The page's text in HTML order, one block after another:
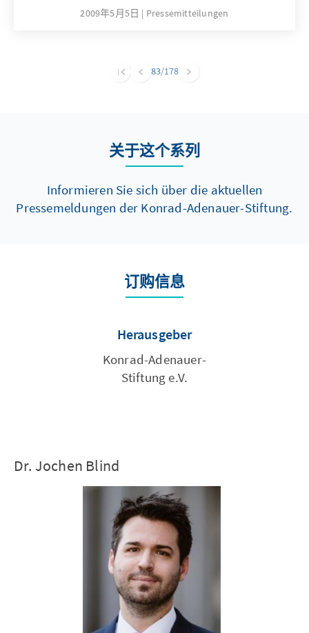
2009年5月5日 Pressemitteilungen
83/178
关于这个系列
Informieren Sie sich über die aktuellen
Pressemeldungen der Konrad-Adenauer-Stiftung.
订购信息
Herausgeber
Konrad-Adenauer-
Stiftung e.V.
Dr. Jochen Blind